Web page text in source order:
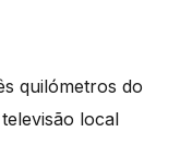
quilómetros do
local